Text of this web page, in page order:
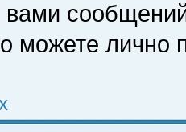
вами
можете лично